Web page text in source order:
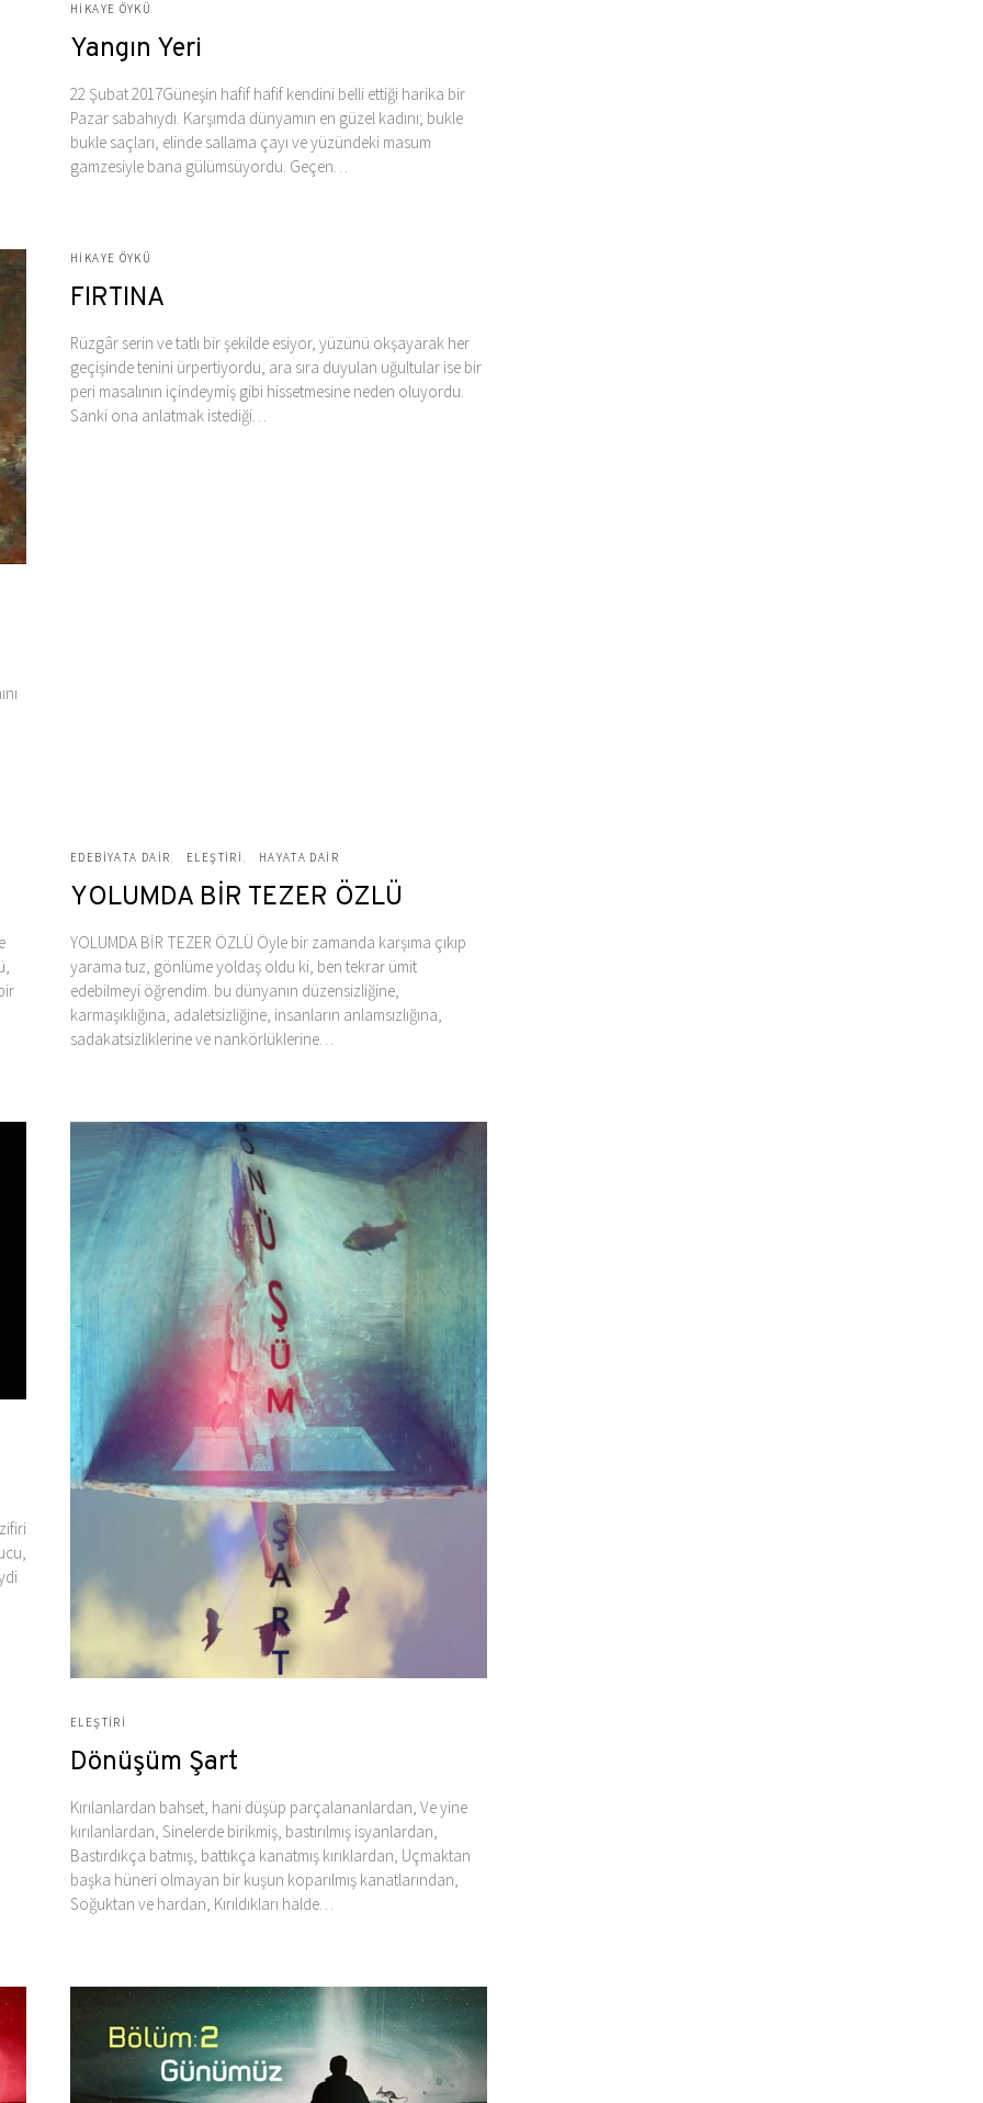
HIKAYE ÖYKÜ
Yangın Yeri
22 Şubat 2017Güneşin hafif hafif kendini belli ettiği harika bir
Pazar sabahıydı. Karşımda dünyamın en güzel kadını; bukle
bukle saçları, elinde sallama çayı ve yüzündeki masum
gamzesiyle bana gülümsüyordu. Geçen…
HIKAYE ÖYKÜ
FIRTINA
Rüzgâr serin ve tatlı bir şekilde esiyor, yüzünü okşayarak her
geçişinde tenini ürpertiyordu, ara sıra duyulan uğultular ise bir
peri masalının içindeymiş gibi hissetmesine neden oluyordu.
Sanki ona anlatmak istediği…
EDEBIYATA DAIR ELEŞTIRI HAYATA DAIR
YOLUMDA BİR TEZER ÖZLÜ
YOLUMDA BİR TEZER ÖZLÜ Öyle bir zamanda karşıma çıkıp
yarama tuz, gönlüme yoldaş oldu ki, ben tekrar ümit
edebilmeyi öğrendim. bu dünyanın düzensizliğine,
karmaşıklığına, adaletsizliğine, insanların anlamsızlığına,
sadakatsizliklerine ve nankörlüklerine…
ELEŞTIRI
Dönüşüm Şart
Kırılanlardan bahset, hani düşüp parçalananlardan, Ve yine
kırılanlardan, Sinelerde birikmiş, bastırılmış isyanlardan,
Bastırdıkça batmış, battıkça kanatmış kırıklardan, Uçmaktan
başka hüneri olmayan bir kuşun koparılmış kanatlarından,
Soğuktan ve hardan, Kırıldıkları halde…